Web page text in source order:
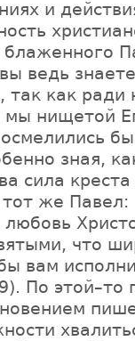
и
ведь
так как
нищетой
зная,
сила
тот же
что
вам
По этой–то